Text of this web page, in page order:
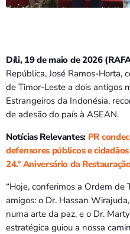
Bom dia RAFA
7:00 AM -
Díli, 19 de maio de 2026
República, José Ramos-Horta,
de Timor-Leste a dois antigos
Estrangeiros da Indonésia,
de adesão do país à ASEAN.
Notícias Relevantes: PR
defensores públicos e
24.º Aniversário da
“Hoje, conferimos a Ordem
amigos: o Dr. Hassan
numa arte da paz, e o Dr.
estratégica guiou a nossa